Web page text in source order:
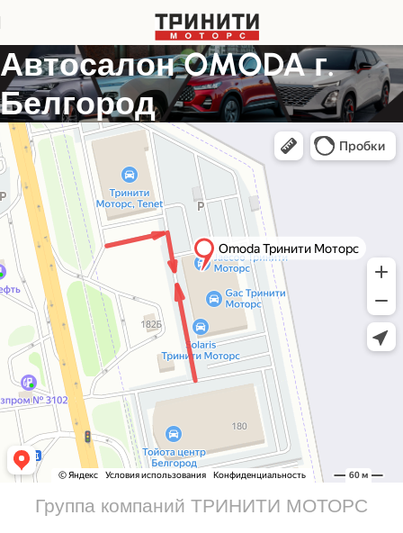
Автосалон OMODA г.
Белгород
Группа компаний ТРИНИТИ МОТОРС